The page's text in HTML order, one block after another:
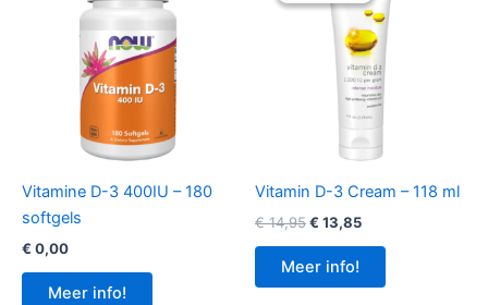
Vitamine D-3 400IU – 180
softgels
€ 0,00
Meer info!
Vitamin D-3 Cream – 118 ml
€14,95Oorspronkelijke
was:
€ 14,95.
€ 13,85Huidige
Meer info!